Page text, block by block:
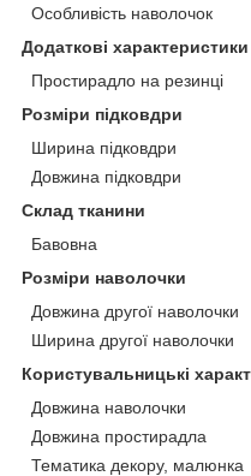
Особливість наволочок
Додаткові характеристики
Простирадло на резинці
Розміри підковдри
Ширина підковдри
Довжина підковдри
Склад тканини
Бавовна
Розміри наволочки
Довжина другої наволочки
Ширина другої наволочки
Користувальницькі
Довжина наволочки
Довжина простирадла
Тематика декору, малюнка